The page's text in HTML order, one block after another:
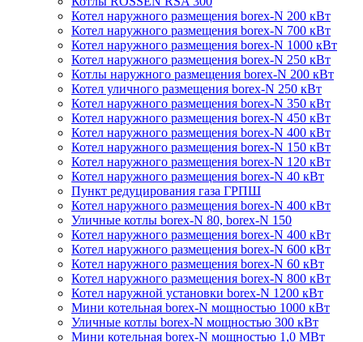
Котел наружного размещения borex-N 200 кВт
Котел наружного размещения borex-N 700 кВт
Котел наружного размещения borex-N 1000 кВт
Котел наружного размещения borex-N 250 кВт
Котлы наружного размещения borex-N 200 кВт
Котел уличного размещения borex-N 250 кВт
Котел наружного размещения borex-N 350 кВт
Котел наружного размещения borex-N 450 кВт
Котел наружного размещения borex-N 400 кВт
Котел наружного размещения borex-N 150 кВт
Котел наружного размещения borex-N 120 кВт
Котел наружного размещения borex-N 40 кВт
Пункт редуцирования газа ГРПШ
Котел наружного размещения borex-N 400 кВт
Уличные котлы borex-N 80, borex-N 150
Котел наружного размещения borex-N 400 кВт
Котел наружного размещения borex-N 600 кВт
Котел наружного размещения borex-N 60 кВт
Котел наружного размещения borex-N 800 кВт
Котел наружной установки borex-N 1200 кВт
Мини котельная borex-N мощностью 1000 кВт
Уличные котлы borex-N мощностью 300 кВт
Мини котельная borex-N мощностью 1,0 МВт